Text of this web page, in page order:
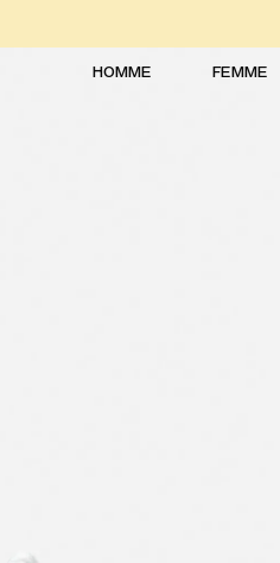
HOMME
FEMME